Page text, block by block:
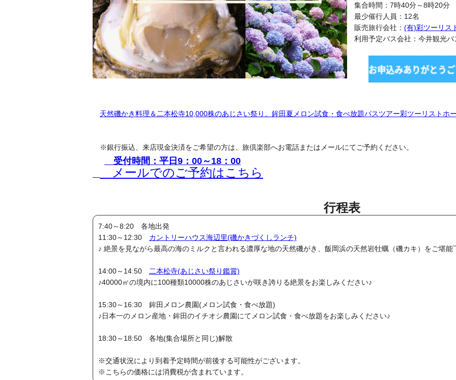
集合時間：7時40分～8時20分
最少催行人員：12名
販売旅行会社： (有)彩ツーリス
利用予定バス会社：今井観光バ
天然磯かき料理＆二本松寺10,000株のあじさい祭り、鉾田夏メロン試食・食べ放題バスツアー彩ツーリストホ
※銀行振込、来店現金決済をご希望の方は、旅倶楽部へお電話またはメールにてご予約ください。
受付時間：平日9：00～18：00
メールでのご予約はこちら
行程表
7:40～8:20 各地出発
11:30～12:30 カントリーハウス海辺里(磯かきづくしランチ)
♪ 絶景を見ながら最高の海のミルクと言われる濃厚な地の天然磯がき、飯岡浜の天然岩牡蠣（磯カキ）をご堪能
14:00～14:50
二本松寺(あじさい祭り鑑賞)
♪40000㎡の境内に100種類10000株のあじさいが咲き誇りる絶景をお楽しみください♪
15:30～16:30 鉾田メロン農園(メロン試食・食べ放題)
♪日本一のメロン産地・鉾田のイチオシ農園にてメロン試食・食べ放題をお楽しみください♪
18:30～18:50 各地(集合場所と同じ)解散
※交通状況により到着予定時間が前後する可能性がございます。
※こちらの価格には消費税が含まれています。